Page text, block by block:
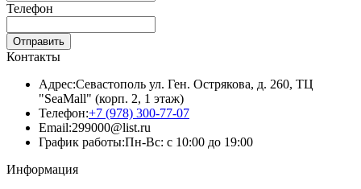
Телефон
Отправить
Контакты
Адрес:Севастополь ул. Ген. Острякова, д. 260, ТЦ
"SeaMall" (корп. 2, 1 этаж)
Телефон:+7 (978) 300-77-07
Email:299000@list.ru
График работы:Пн-Вс: с 10:00 до 19:00
Информация